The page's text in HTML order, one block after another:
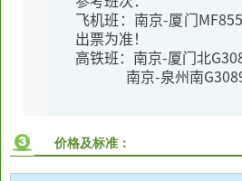
飞机班：南京-厦门
出票为准！
高铁班：南京-厦门北
南京-泉州南G3089（
价格及标准：